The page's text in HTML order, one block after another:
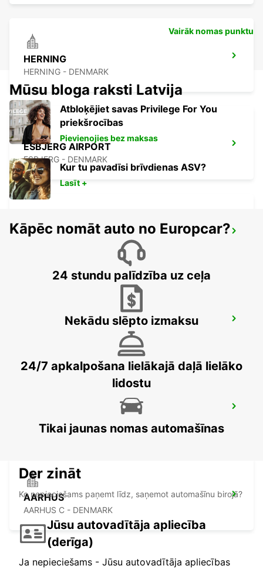
HERNING
HERNING - DENMARK
ESBJERG AIRPORT
ESBJERG - DENMARK
ESBJERG
SILKEBORG
VIBY J - DENMARK
AARHUS
AARHUS C - DENMARK
Vairāk nomas punktu
Mūsu bloga raksti Latvija
Atbloķējiet savas Privilege For You
priekšrocības
Pievienojies bez maksas
Kur tu pavadīsi brīvdienas ASV?
Lasīt +
Kāpēc nomāt auto no Europcar?
24 stundu palīdzība uz ceļa
Nekādu slēpto izmaksu
24/7 apkalpošana lielākajā daļā lielāko
lidostu
Tikai jaunas nomas automašīnas
Der zināt
Ko nepieciešams paņemt līdz, saņemot automašīnu birojā?
Jūsu autovadītāja apliecība
(derīga)
Ja nepieciešams - Jūsu autovadītāja apliecības